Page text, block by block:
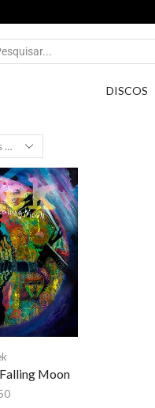
DISCOS
Moon